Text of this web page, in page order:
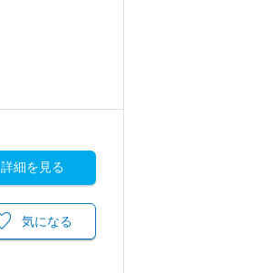
詳細を見る
気になる